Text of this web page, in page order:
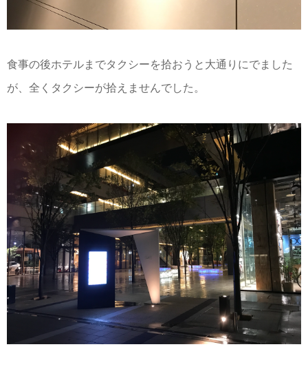
食事の後ホテルまでタクシーを拾おうと大通りにでました
が、全くタクシーが拾えませんでした。